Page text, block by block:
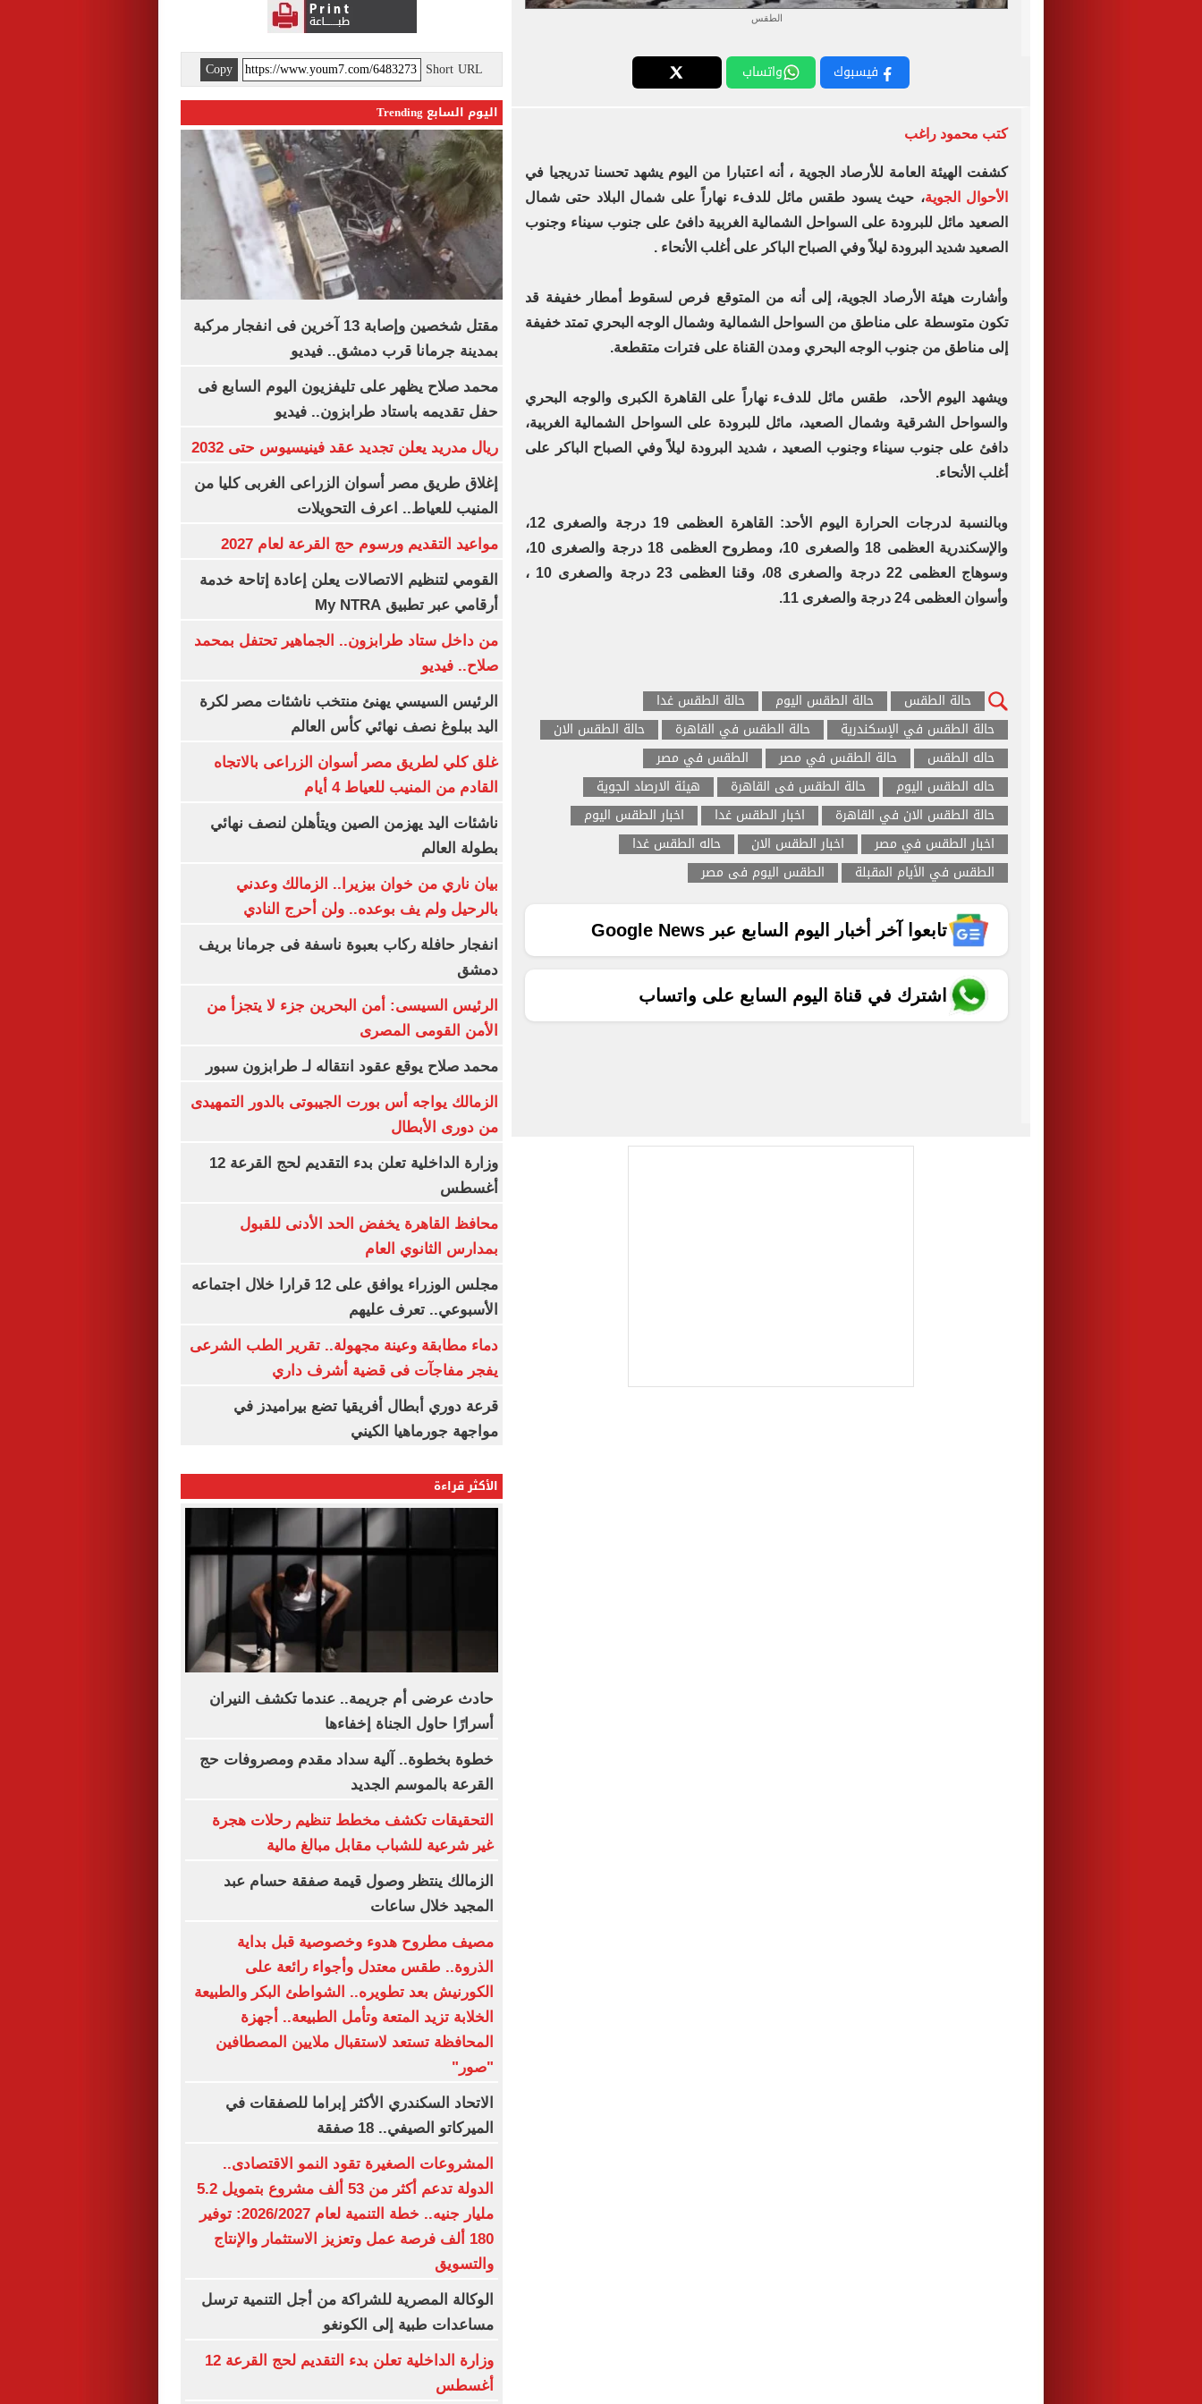
الطقس
فيسبوك واتساب
كتب محمود راغب
كشفت الهيئة العامة للأرصاد الجوية ، أنه اعتبارا من اليوم يشهد تحسنا تدريجيا في
الأحوال الجوية، حيث يسود طقس مائل للدفء نهاراً على شمال البلاد حتى شمال
الصعيد مائل للبرودة على السواحل الشمالية الغربية دافئ على جنوب سيناء وجنوب
الصعيد شديد البرودة ليلاً وفي الصباح الباكر على أغلب الأنحاء .
وأشارت هيئة الأرصاد الجوية، إلى أنه من المتوقع فرص لسقوط أمطار خفيفة قد
تكون متوسطة على مناطق من السواحل الشمالية وشمال الوجه البحري تمتد خفيفة
إلى مناطق من جنوب الوجه البحري ومدن القناة على فترات متقطعة.
ويشهد اليوم الأحد، طقس مائل للدفء نهاراً على القاهرة الكبرى والوجه البحري
والسواحل الشرقية وشمال الصعيد، مائل للبرودة على السواحل الشمالية الغربية،
دافئ على جنوب سيناء وجنوب الصعيد ، شديد البرودة ليلاً وفي الصباح الباكر على
أغلب الأنحاء.
وبالنسبة لدرجات الحرارة اليوم الأحد: القاهرة العظمى 19 درجة والصغرى 12،
والإسكندرية العظمى 18 والصغرى 10، ومطروح العظمى 18 درجة والصغرى 10،
وسوهاج العظمى 22 درجة والصغرى 08، وقنا العظمى 23 درجة والصغرى 10 ،
وأسوان العظمى 24 درجة والصغرى 11.
حالة الطقس حالة الطقس اليوم
حالة الطقس غدا
حالة الطقس في الإسكندرية
حالة الطقس في القاهرة
حالة الطقس الان
حاله الطقس
حالة الطقس في مصر
الطقس في مصر
حاله الطقس اليوم
حالة الطقس فى القاهرة
هيئة الارصاد الجوية
حالة الطقس الان في القاهرة
اخبار الطقس غدا
اخبار الطقس اليوم
اخبار الطقس في مصر
اخبار الطقس الان
حاله الطقس غدا
الطقس في الأيام المقبلة
الطقس اليوم فى مصر
تابعوا آخر أخبار اليوم السابع عبر Google News
اشترك في قناة اليوم السابع على واتساب
Short URL
Copy
اليوم السابع Trending
مقتل شخصين وإصابة 13 آخرين فى انفجار مركبة
بمدينة جرمانا قرب دمشق.. فيديو
محمد صلاح يظهر على تليفزيون اليوم السابع فى
حفل تقديمه باستاد طرابزون.. فيديو
ريال مدريد يعلن تجديد عقد فينيسيوس حتى 2032
إغلاق طريق مصر أسوان الزراعى الغربى كليا من
المنيب للعياط.. اعرف التحويلات
مواعيد التقديم ورسوم حج القرعة لعام 2027
القومي لتنظيم الاتصالات يعلن إعادة إتاحة خدمة
أرقامي عبر تطبيق My NTRA
من داخل ستاد طرابزون.. الجماهير تحتفل بمحمد
صلاح.. فيديو
الرئيس السيسي يهنئ منتخب ناشئات مصر لكرة
اليد ببلوغ نصف نهائي كأس العالم
غلق كلي لطريق مصر أسوان الزراعى بالاتجاه
القادم من المنيب للعياط 4 أيام
ناشئات اليد يهزمن الصين ويتأهلن لنصف نهائي
بطولة العالم
بيان ناري من خوان بيزيرا.. الزمالك وعدني
بالرحيل ولم يف بوعده.. ولن أحرج النادي
انفجار حافلة ركاب بعبوة ناسفة فى جرمانا بريف
دمشق
الرئيس السيسى: أمن البحرين جزء لا يتجزأ من
الأمن القومى المصرى
محمد صلاح يوقع عقود انتقاله لـ طرابزون سبور
الزمالك يواجه أس بورت الجيبوتى بالدور التمهيدى
من دورى الأبطال
وزارة الداخلية تعلن بدء التقديم لحج القرعة 12
أغسطس
محافظ القاهرة يخفض الحد الأدنى للقبول
بمدارس الثانوي العام
مجلس الوزراء يوافق على 12 قرارا خلال اجتماعه
الأسبوعي.. تعرف عليهم
دماء مطابقة وعينة مجهولة.. تقرير الطب الشرعى
يفجر مفاجآت فى قضية أشرف داري
قرعة دوري أبطال أفريقيا تضع بيراميدز في
مواجهة جورماهيا الكيني
الأكثر قراءة
حادث عرضى أم جريمة.. عندما تكشف النيران
أسرارًا حاول الجناة إخفاءها
خطوة بخطوة.. آلية سداد مقدم ومصروفات حج
القرعة بالموسم الجديد
التحقيقات تكشف مخطط تنظيم رحلات هجرة
غير شرعية للشباب مقابل مبالغ مالية
الزمالك ينتظر وصول قيمة صفقة حسام عبد
المجيد خلال ساعات
مصيف مطروح هدوء وخصوصية قبل بداية
الذروة.. طقس معتدل وأجواء رائعة على
الكورنيش بعد تطويره.. الشواطئ البكر والطبيعة
الخلابة تزيد المتعة وتأمل الطبيعة.. أجهزة
المحافظة تستعد لاستقبال ملايين المصطافين
"صور"
الاتحاد السكندري الأكثر إبراما للصفقات في
الميركاتو الصيفي.. 18 صفقة
المشروعات الصغيرة تقود النمو الاقتصادى..
الدولة تدعم أكثر من 53 ألف مشروع بتمويل 5.2
مليار جنيه.. خطة التنمية لعام 2026/2027: توفير
180 ألف فرصة عمل وتعزيز الاستثمار والإنتاج
والتسويق
الوكالة المصرية للشراكة من أجل التنمية ترسل
مساعدات طبية إلى الكونغو
وزارة الداخلية تعلن بدء التقديم لحج القرعة 12
أغسطس